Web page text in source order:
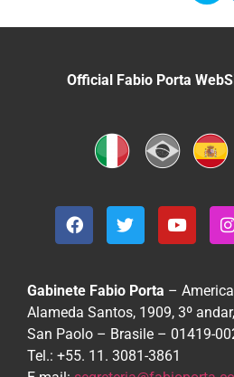
Official Fabio Porta
Gabinete Fabio Porta –
Alameda Santos, 1909, 3º
San Paolo – Brasile – 01419-
Tel.: +55. 11. 3081-3861